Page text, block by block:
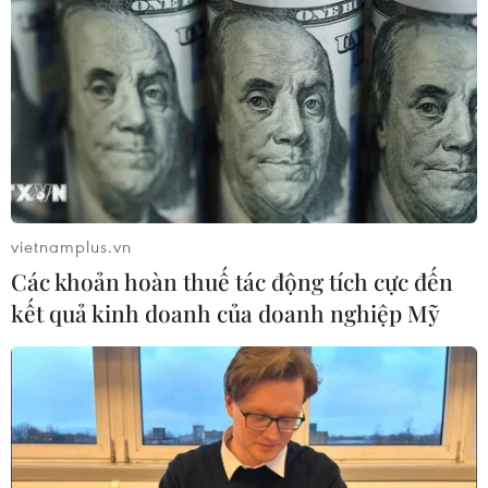
Pin xe điện - lời giải của bài toán
nguồn điện cho AI
30/07/2026 01:35
Kia đầu tư 649 triệu USD sản xuất ôtô
điện tại Mexico
29/07/2026 23:45
Động đất tại Kumamoto làm đình trệ
chuỗi cung ứng bán dẫn và ôtô Nhật
29/07/2026 14:37
vietnamplus.vn
Các khoản hoàn thuế tác động tích cực đến
kết quả kinh doanh của doanh nghiệp Mỹ